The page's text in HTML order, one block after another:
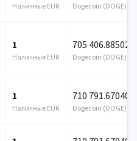
Наличные EUR Dogecoin (DOGE)
1
Наличные EUR
705 406.885021
Dogecoin (DOGE)
1
Наличные EUR
710 791.670403
Dogecoin (DOGE)